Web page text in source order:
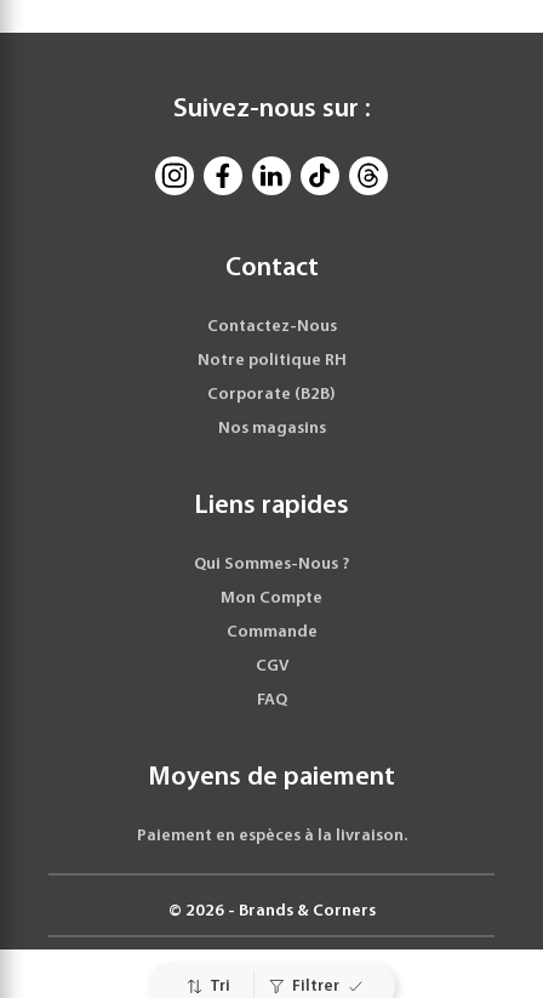
Tri Filtrer
Suivez-nous sur :
Contact
Contactez-Nous
Notre politique RH
Corporate (B2B)
Nos magasins
Liens rapides
Qui Sommes-Nous ?
Mon Compte
Commande
CGV
FAQ
Moyens de paiement
Paiement en espèces à la livraison.
© 2026 - Brands & Corners